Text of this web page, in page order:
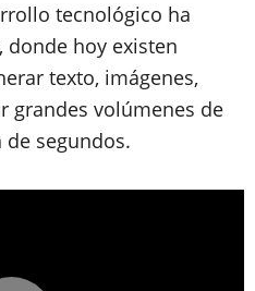
tecnológico ha
donde hoy existen
texto, imágenes,
grandes volúmenes de
segundos.